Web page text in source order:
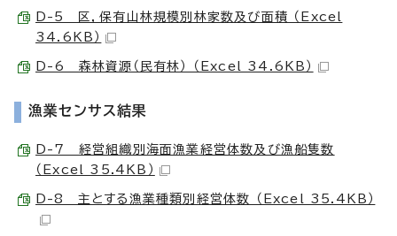
D-5 区，保有山林規模別林家数及び面積 （Excel
34.6KB）
D-6 森林資源（民有林） （Excel 34.6KB）
漁業センサス結果
D-7 経営組織別海面漁業経営体数及び漁船隻数
（Excel 35.4KB）
D-8 主とする漁業種類別経営体数 （Excel 35.4KB）